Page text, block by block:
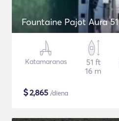
Fountaine Pajot Aura 51
Katamaranas
51 ft
16 m
$2,865 /diena